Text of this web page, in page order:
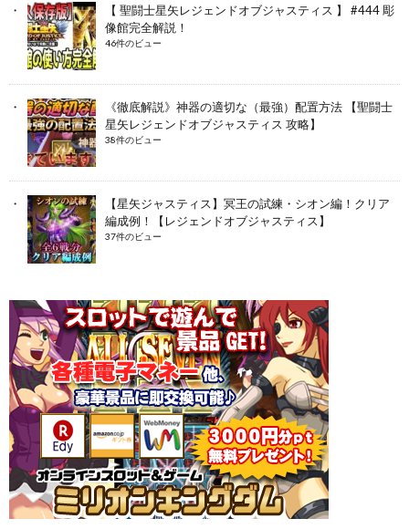
【 聖闘士星矢レジェンドオブジャスティス 】 #444 彫
像館完全解説！
46件のビュー
《徹底解説》神器の適切な（最強）配置方法 【聖闘士
星矢レジェンドオブジャスティス 攻略】
38件のビュー
【星矢ジャスティス】冥王の試練・シオン編！クリア
編成例！【レジェンドオブジャスティス】
37件のビュー